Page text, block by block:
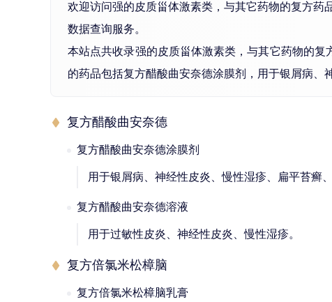
欢迎访问强的皮质甾体激素类，与其它药物的复方药
数据查询服务。
本站点共收录强的皮质甾体激素类，与其它药物的
的药品包括复方醋酸曲安奈德涂膜剂，用于银屑病、
复方醋酸曲安奈德
复方醋酸曲安奈德涂膜剂
用于银屑病、神经性皮炎、慢性湿疹、扁平苔癣
复方醋酸曲安奈德溶液
用于过敏性皮炎、神经性皮炎、慢性湿疹。
复方倍氯米松樟脑
复方倍氯米松樟脑乳膏